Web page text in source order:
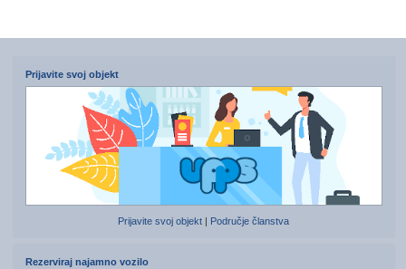
Prijavite svoj objekt
Prijavite svoj objekt Područje članstva
Rezerviraj najamno vozilo